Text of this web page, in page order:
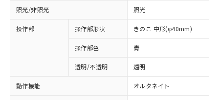
照光/非照光 照光
操作部 操作部形状 きのこ 中形(φ40mm)
操作部色 青
透明/不透明 透明
動作機能 オルタネイト